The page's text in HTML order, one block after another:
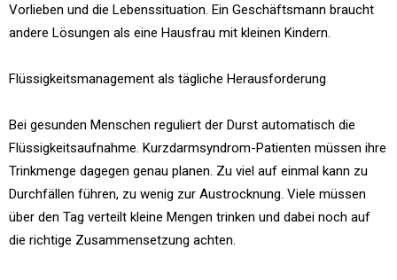
Vorlieben und die Lebenssituation. Ein Geschäftsmann braucht
andere Lösungen als eine Hausfrau mit kleinen Kindern.
Flüssigkeitsmanagement als tägliche Herausforderung
Bei gesunden Menschen reguliert der Durst automatisch die
Flüssigkeitsaufnahme. Kurzdarmsyndrom-Patienten müssen ihre
Trinkmenge dagegen genau planen. Zu viel auf einmal kann zu
Durchfällen führen, zu wenig zur Austrocknung. Viele müssen
über den Tag verteilt kleine Mengen trinken und dabei noch auf
die richtige Zusammensetzung achten.